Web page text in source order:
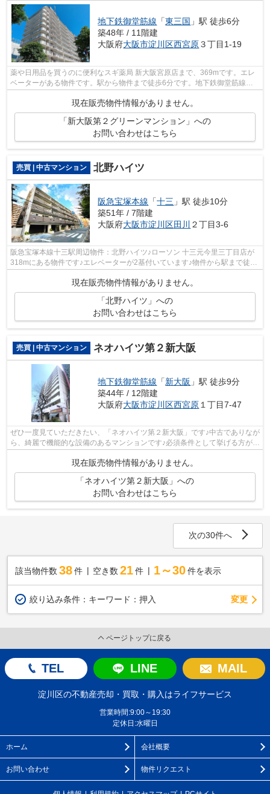
地下鉄御堂筋線 「東三国 」駅 徒歩6分
築48年 / 11階建
大阪府大阪市淀川区西宮原３丁目1-19
薬や日用品を買うのに便利なスギ薬局 新大阪宮原店まで、369mです。エレ
ベーターがある物件です。駅から物件まで徒歩6分です。地下鉄御堂筋線東
三国近くでマイホームをお探しなら、080...
現在販売物件情報がありません。
「新大阪第２グリーンマンション」への
お問い合わせはこちら
売買 | 中古マンション 北野ハイツ
阪急宝塚本線 「十三 」駅 徒歩10分
築51年 / 7階建
大阪府大阪市淀川区田川 ２丁目3-6
阪急宝塚本線十三駅周辺物件：北野ハイツ♪ローソン 十三元今里三丁目店が
318mにある物件です♪エレベーターが2基付いています♪物件から駅まで徒歩
現在販売物件情報がありません。
「北野ハイツ」への
お問い合わせはこちら
売買 | 中古マンション ネオハイツ第２新大阪
地下鉄御堂筋線 「新大阪 」駅 徒歩9分
築44年 / 12階建
大阪府大阪市淀川区西宮原 １丁目7-47
ぜひ一度見ていただきたい、「ネオハイツ第２新大阪」です♪中古でありなが
ら、綺麗で機能的な設備のあるマンションです♪必須条件として挙げる方が多
現在販売物件情報がありません。
「ネオハイツ第２新大阪」への
お問い合わせはこちら
次の30件へ
該当物件数 38件 空き数 21 件 1～30 件を表示
絞り込み条件： キーワード：押入 変更
ページトップに戻る
TEL LINE MAIL
淀川区の不動産売却・買取・購入はライフサービス
営業時間:9:00～19:30
定休日:水曜日
ホーム 会社概要
お問い合わせ 物件リクエスト